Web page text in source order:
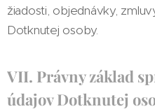
žiadosti, objednávky,
Dotknutej osoby.
VII. Právny základ
údajov Dotknutej